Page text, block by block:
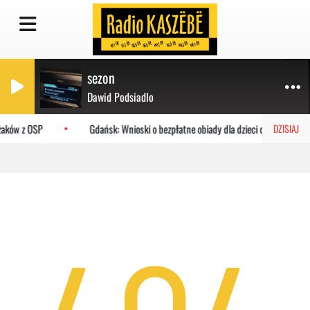
sezon
Dawid Podsiadlo
DZISIAJ
z OSP Gdańsk: Wnioski o bezpłatne obiady dla dzieci do MOPR